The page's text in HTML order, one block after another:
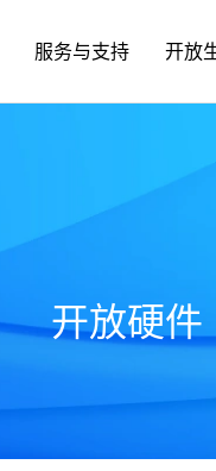
服务与支持 开放
开放硬件